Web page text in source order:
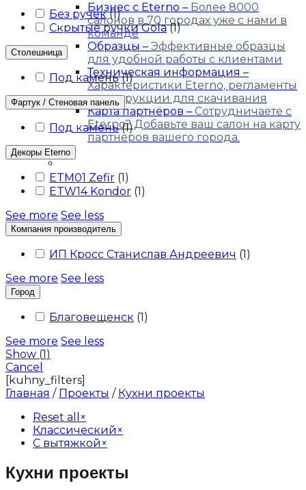
Бизнес с Eternо – Более 8000
салонов в 70 городах уже с нами в
команде
Образцы – Эффективные образцы
для удобной работы с клиентами
Техническая информация –
Характеристики Eterno, регламенты
и инструкции для скачивания
Карта партнёров – Сотрудничаете с
Eterno? Добавьте ваш салон на карту
партнеров вашего города.
Блог
Контакты
Без ручек (1)
Скрытые ручки Gola (1)
Столешница
Под камень (1)
Фартук / Стеновая панель
Под камень (1)
Декоры Eterno
ETM01 Zefir (1)
ETW14 Kondor (1)
See more See less
Компания производитель
ИП Кросс Станислав Андреевич (1)
See more See less
Город
Благовещенск (1)
See more See less
Show (1)
Cancel
[kuhny_filters]
Главная / Проекты / Кухни проекты
Reset all
×
Классический ×
С вытяжкой ×
Кухни проекты